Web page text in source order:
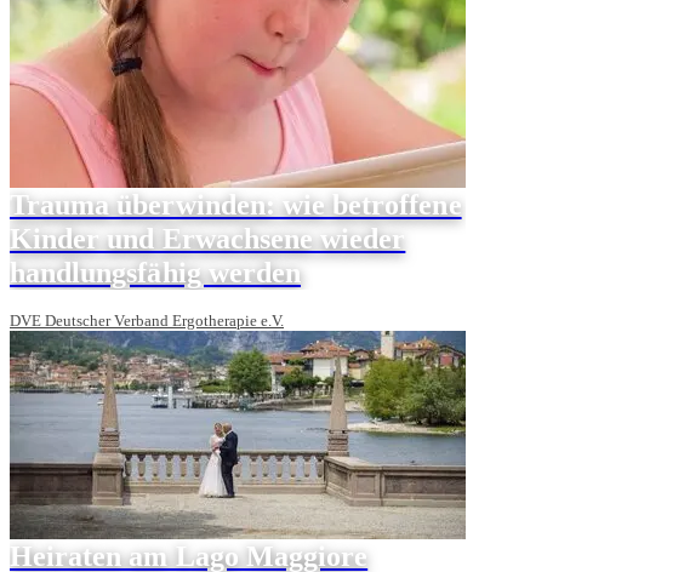
Trauma überwinden: wie betroffene
Kinder und Erwachsene wieder
handlungsfähig werden
DVE Deutscher Verband Ergotherapie e.V.
Heiraten am Lago Maggiore